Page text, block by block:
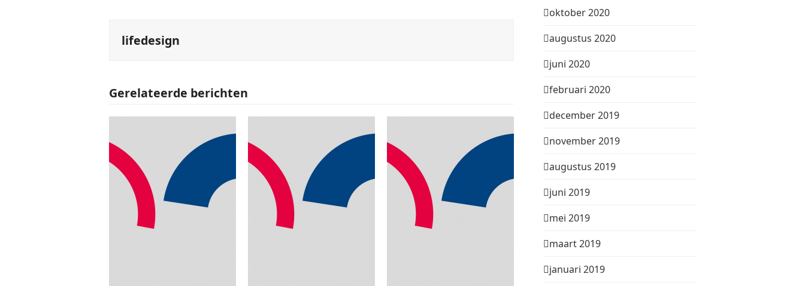
lifedesign
Gerelateerde berichten
oktober 2020
augustus 2020
juni 2020
februari 2020
december 2019
november 2019
augustus 2019
juni 2019
mei 2019
maart 2019
januari 2019